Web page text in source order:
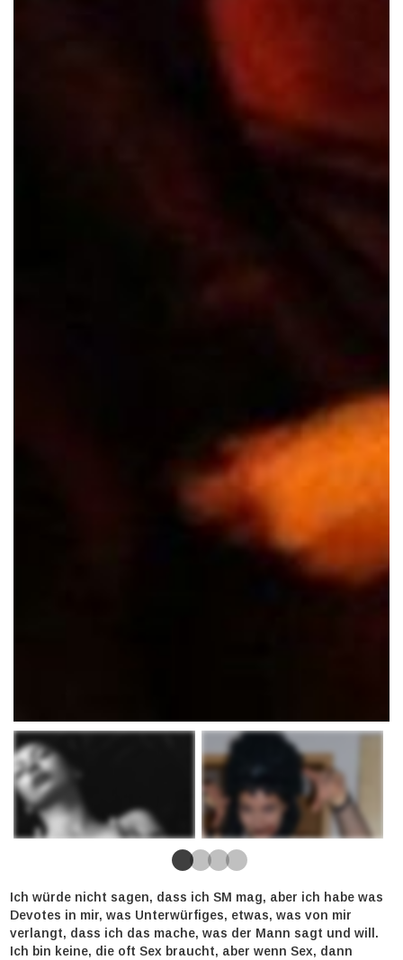
Ich würde nicht sagen, dass ich SM mag, aber ich habe was
Devotes in mir, was Unterwürfiges, etwas, was von mir
verlangt, dass ich das mache, was der Mann sagt und will.
Ich bin keine, die oft Sex braucht, aber wenn Sex, dann